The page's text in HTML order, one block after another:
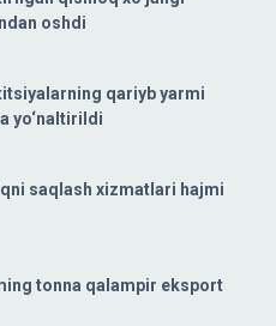
oshdi
qariyb yarmi
yo‘naltirildi
saqlash xizmatlari hajmi
tonna qalampir eksport